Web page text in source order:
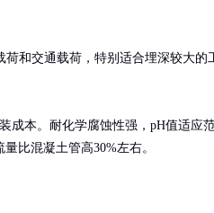
和交通载荷，特别适合埋深较大
成本。耐化学腐蚀性强，pH值适应
比混凝土管高30%左右。